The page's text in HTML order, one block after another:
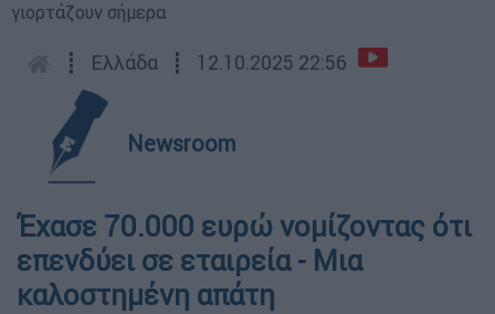
γιορτάζουν σήμερα
┋ Ελλάδα ┋ 12.10.2025 22:56
Newsroom
Έχασε 70.000 ευρώ νομίζοντας ότι
επενδύει σε εταιρεία - Μια
καλοστημένη απάτη